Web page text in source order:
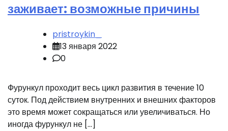
заживает: возможные причины
pristroykin_
13 января 2022
0
Фурункул проходит весь цикл развития в течение 10
суток. Под действием внутренних и внешних факторов
это время может сокращаться или увеличиваться. Но
иногда фурункул не […]